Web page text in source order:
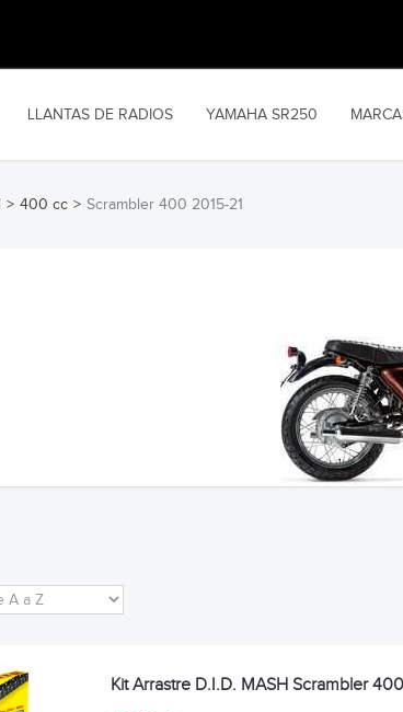
LLANTAS DE RADIOS YAMAHA SR250
> 400 cc > Scrambler 400 2015-21
Kit Arrastre D.I.D. MASH Scrambler